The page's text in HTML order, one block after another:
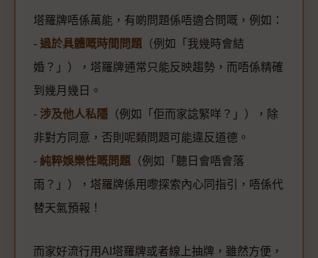
塔羅牌唔係萬能，有啲問題係唔適合問嘅，例如：
- 過於具體嘅時間問題 （例如「我幾時會結
婚？」），塔羅牌通常只能反映趨勢，而唔係精確
到幾月幾日。
- 涉及他人私隱 （例如「佢而家諗緊咩？」），除
非對方同意，否則呢類問題可能違反道德。
- 純粹娛樂性嘅問題 （例如「聽日會唔會落
雨？」），塔羅牌係用嚟探索內心同指引，唔係代
替天氣預報！
而家好流行用AI塔羅牌或者線上抽牌，雖然方便，